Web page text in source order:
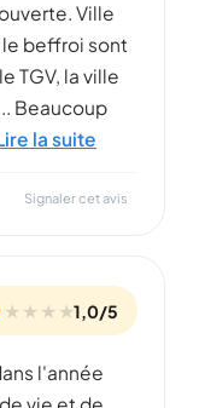
Ville
beffroi sont
TGV, la ville
Beaucoup
la suite
Signaler cet avis
★ ★ ★ ★1,0/5
l'année